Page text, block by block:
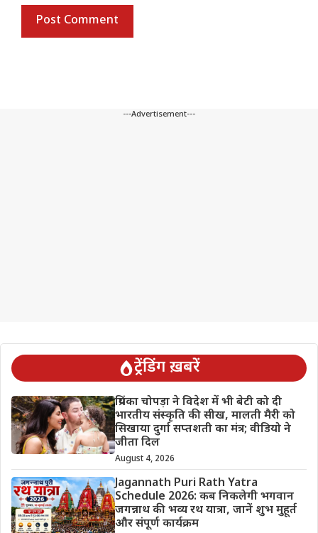
---Advertisement---
ट्रेंडिंग ख़बरें
प्रियंका चोपड़ा ने विदेश में भी बेटी को दी
भारतीय संस्कृति की सीख, मालती मैरी को
सिखाया दुर्गा सप्तशती का मंत्र; वीडियो ने
जीता दिल
August 4, 2026
Jagannath Puri Rath Yatra
Schedule 2026: कब निकलेगी भगवान
जगन्नाथ की भव्य रथ यात्रा, जानें शुभ मुहूर्त
और संपूर्ण कार्यक्रम